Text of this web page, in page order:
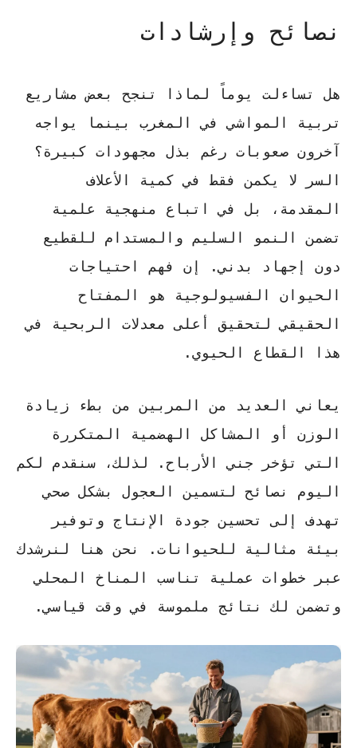
نصائح وإرشادات
هل تساءلت يوماً لماذا تنجح بعض مشاريع
تربية المواشي في المغرب بينما يواجه
آخرون صعوبات رغم بذل مجهودات كبيرة؟
السر لا يكمن فقط في كمية الأعلاف
المقدمة، بل في اتباع منهجية علمية
تضمن النمو السليم والمستدام للقطيع
دون إجهاد بدني. إن فهم احتياجات
الحيوان الفسيولوجية هو المفتاح
الحقيقي لتحقيق
أعلى معدلات الربحية في
هذا القطاع الحيوي.
يعاني العديد من المربين من بطء زيادة
الوزن أو المشاكل الهضمية المتكررة
التي تؤخر جني الأرباح. لذلك، سنقدم لكم
اليوم
نصائح لتسمين العجول بشكل صحي
تهدف إلى تحسين جودة الإنتاج وتوفير
بيئة مثالية للحيوانات. نحن هنا لنرشدك
عبر خطوات عملية تناسب المناخ المحلي
وتضمن لك نتائج ملموسة في وقت قياسي.